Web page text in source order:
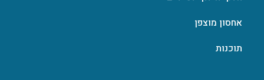
אחסון מוצפן
תוכנות